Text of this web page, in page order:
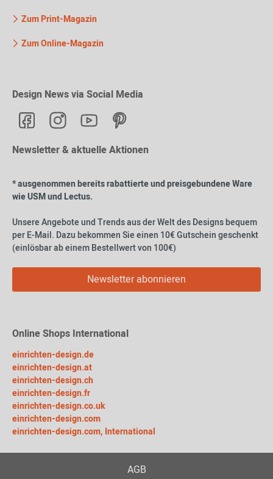
Zum Print-Magazin
Zum Online-Magazin
Design News via Social Media
Newsletter & aktuelle Aktionen
* ausgenommen bereits rabattierte und preisgebundene Ware
wie USM und Lectus.
Unsere Angebote und Trends aus der Welt des Designs bequem
per E-Mail. Dazu bekommen Sie einen 10€ Gutschein geschenkt
(einlösbar ab einem Bestellwert von 100€)
Newsletter abonnieren
Online Shops International
einrichten-design.de
einrichten-design.at
einrichten-design.ch
einrichten-design.fr
einrichten-design.co.uk
einrichten-design.com
einrichten-design.com, International
AGB